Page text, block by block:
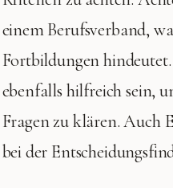
einem Berufsverband,
Fortbildungen
ebenfalls hilfreich sein,
Fragen zu klären. Auch
bei der